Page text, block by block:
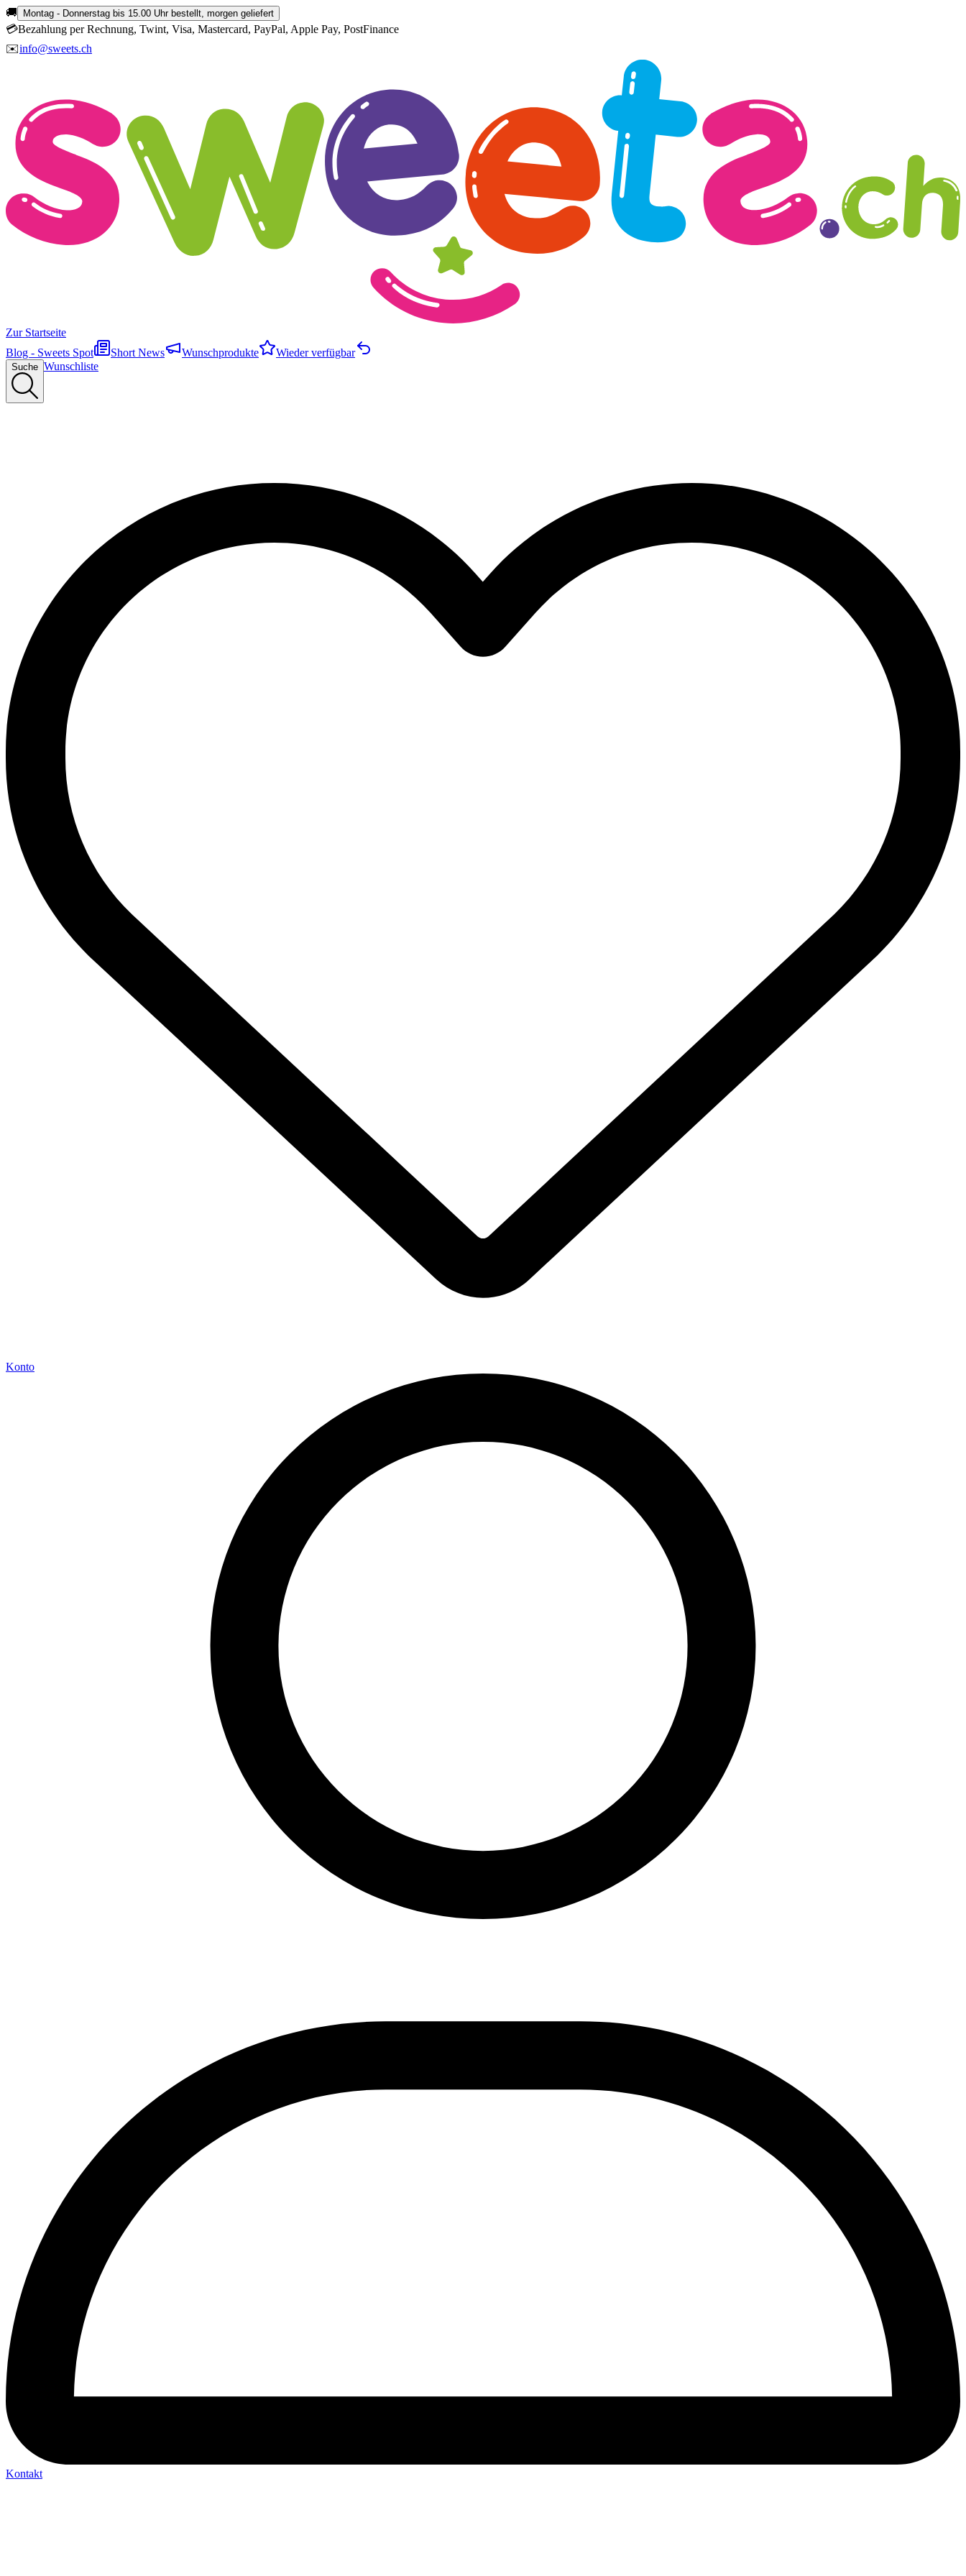
🚚 Montag - Donnerstag bis 15.00 Uhr bestellt, morgen geliefert
💳Bezahlung per Rechnung, Twint, Visa, Mastercard, PayPal, Apple Pay, PostFinance
✉️info@sweets.ch
Zur Startseite
Blog - Sweets Spot
Short News Wunschprodukte Wieder verfügbar
Suche Wunschliste
Konto
Kontakt